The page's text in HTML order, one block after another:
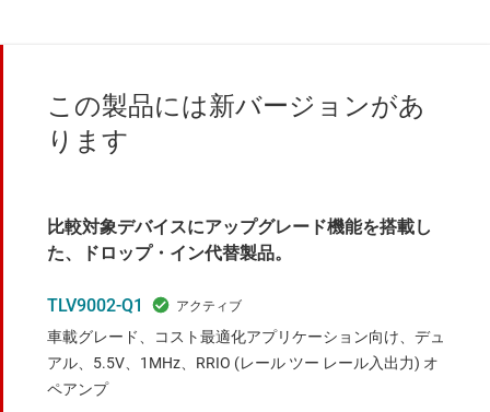
この製品には新バージョンがあ
ります
比較対象デバイスにアップグレード機能を搭載し
た、ドロップ・イン代替製品。
TLV9002-Q1
車載グレード、コスト最適化アプリケーション向け、デュ
アル、5.5V、1MHz、RRIO (レール ツー レール入出力) オ
ペアンプ